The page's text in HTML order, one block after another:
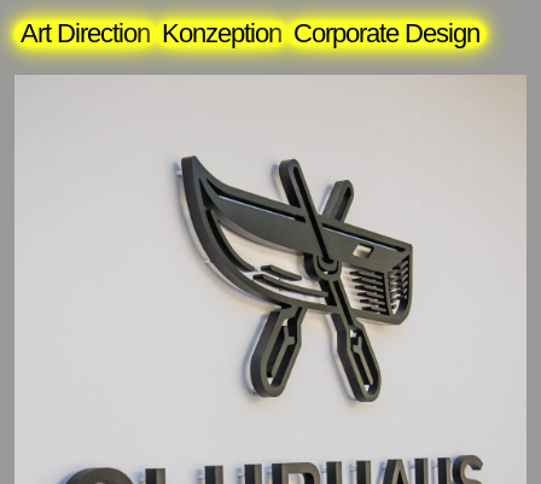
Art Direction Konzeption Corporate Design